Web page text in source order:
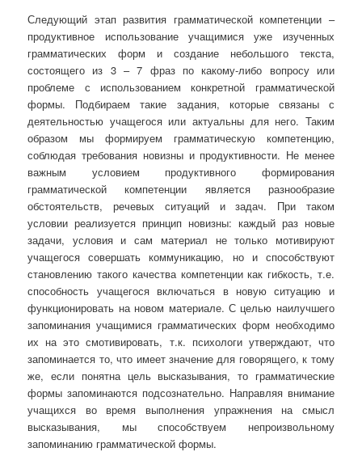
Следующий этап развития грамматической компетенции –
продуктивное использование учащимися уже изученных
грамматических форм и создание небольшого текста,
состоящего из 3 – 7 фраз по какому-либо вопросу или
проблеме с использованием конкретной грамматической
формы. Подбираем такие задания, которые связаны с
деятельностью учащегося или актуальны для него. Таким
образом мы формируем грамматическую компетенцию,
соблюдая требования новизны и продуктивности. Не менее
важным условием продуктивного формирования
грамматической компетенции является разнообразие
обстоятельств, речевых ситуаций и задач. При таком
условии реализуется принцип новизны: каждый раз новые
задачи, условия и сам материал не только мотивируют
учащегося совершать коммуникацию, но и способствуют
становлению такого качества компетенции как гибкость, т.е.
способность учащегося включаться в новую ситуацию и
функционировать на новом материале. С целью наилучшего
запоминания учащимися грамматических форм необходимо
их на это смотивировать, т.к. психологи утверждают, что
запоминается то, что имеет значение для говорящего, к тому
же, если понятна цель высказывания, то грамматические
формы запоминаются подсознательно. Направляя внимание
учащихся во время выполнения упражнения на смысл
высказывания, мы способствуем непроизвольному
запоминанию грамматической формы.